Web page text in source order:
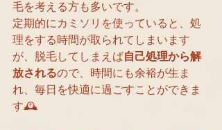
毛を考える方も多いです。
定期的にカミソリを使っていると、処
理をする時間が取られてしまいます
が、脱毛してしまえば自己処理から解
放されるので、時間にも余裕が生ま
れ、毎日を快適に過ごすことができま
す🕰️